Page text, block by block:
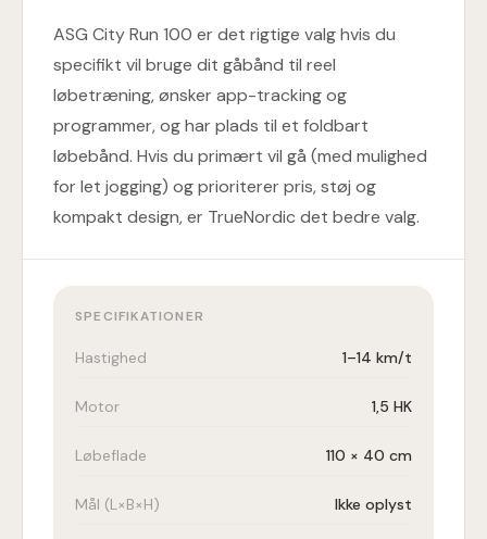
ASG City Run 100 er det rigtige valg hvis du
specifikt vil bruge dit gåbånd til reel
løbetræning, ønsker app-tracking og
programmer, og har plads til et foldbart
løbebånd. Hvis du primært vil gå (med mulighed
for let jogging) og prioriterer pris, støj og
kompakt design, er TrueNordic det bedre valg.
SPECIFIKATIONER
Hastighed 1–14 km/t
Motor 1,5 HK
Løbeflade 110 × 40 cm
Mål (L×B×H) Ikke oplyst